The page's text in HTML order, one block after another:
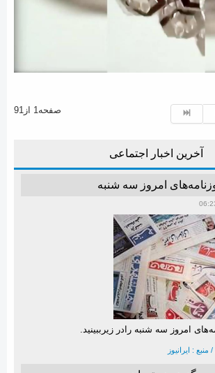
صفحه1 از91
آخرین اخبار اجتماعی
امروز سه شنبه
امروز سه شنبه رادر زیرببینید.
منبع : ایرانیوز